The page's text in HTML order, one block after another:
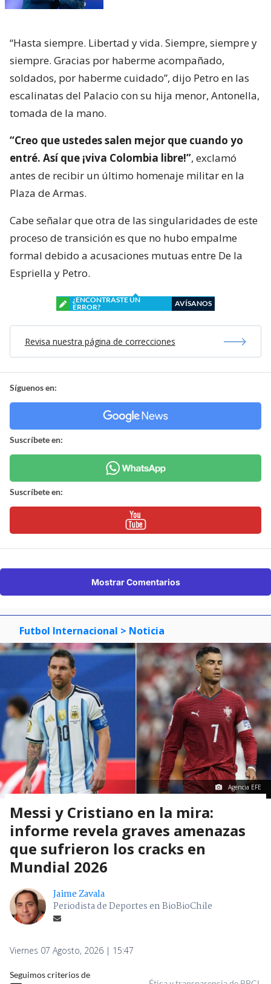
“Hasta siempre. Libertad y vida. Siempre, siempre y
siempre. Gracias por haberme acompañado,
soldados, por haberme cuidado”, dijo Petro en las
escalinatas del Palacio con su hija menor, Antonella,
tomada de la mano.
“Creo que ustedes salen mejor que cuando yo
entré. Así que ¡viva Colombia libre!”, exclamó
antes de recibir un último homenaje militar en la
Plaza de Armas.
Cabe señalar que otra de las singularidades de este
proceso de transición es que no hubo empalme
formal debido a acusaciones mutuas entre De la
Espriella y Petro.
¿ENCONTRASTE UN
ERROR?
AVÍSANOS
Revisa nuestra página de correcciones
Síguenos en:
Suscríbete en:
Suscríbete en:
Mostrar Comentarios
Futbol Internacional > Noticia
Agencia EFE
Messi y Cristiano en la mira:
informe revela graves amenazas
que sufrieron los cracks en
Mundial 2026
Jaime Zavala
Periodista de Deportes en BioBioChile
Viernes 07 Agosto, 2026 | 15:47
Seguimos criterios de